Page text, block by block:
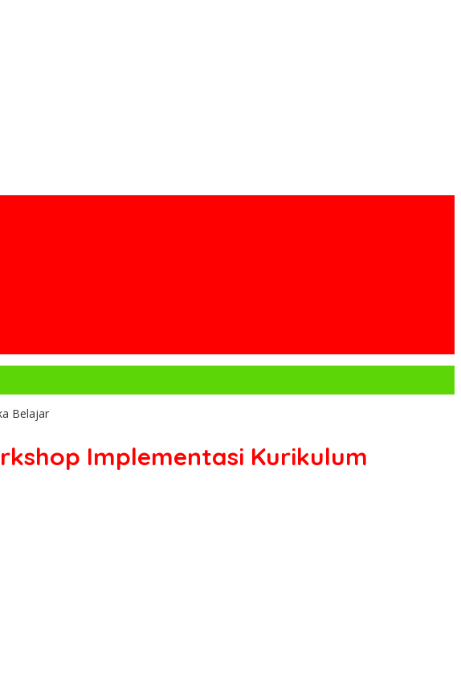
Belajar
Implementasi Kurikulum